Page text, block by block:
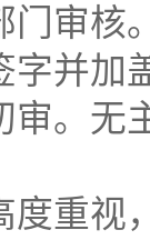
门审
字并加
审。无
度重视